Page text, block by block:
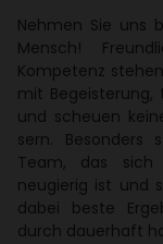
Nehmen Sie uns
Mensch!
Kompe­tenz
mit
und scheuen
sern.
Team, das sich
neugierig ist und
dabei beste
durch dauer­haft